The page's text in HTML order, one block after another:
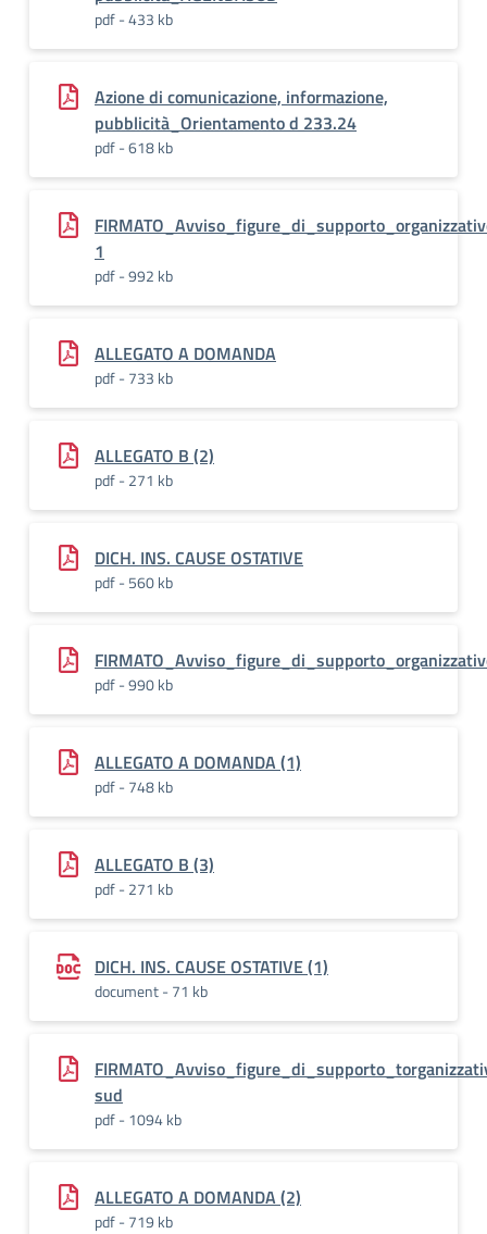
pdf - 433 kb
Azione di comunicazione, informazione,
pubblicità_Orientamento d 233.24
pdf - 618 kb
1
pdf - 992 kb
ALLEGATO A DOMANDA
pdf - 733 kb
ALLEGATO B (2)
pdf - 271 kb
DICH. INS. CAUSE OSTATIVE
pdf - 560 kb
pdf - 990 kb
ALLEGATO A DOMANDA (1)
pdf - 748 kb
ALLEGATO B (3)
pdf - 271 kb
DICH. INS. CAUSE OSTATIVE (1)
document - 71 kb
sud
pdf - 1094 kb
ALLEGATO A DOMANDA (2)
pdf - 719 kb